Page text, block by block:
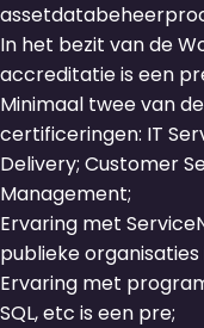
In het bezit van de
accreditatie is een
Minimaal twee van
certificeringen: IT
Delivery; Customer
Management;
Ervaring met
publieke organisaties
Ervaring met
SQL, etc is een pre;